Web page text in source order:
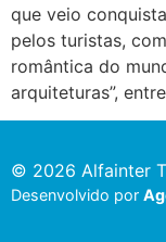
que veio
pelos turistas,
romântica do
arquiteturas”,
© 2026 Alfainter
Desenvolvido por